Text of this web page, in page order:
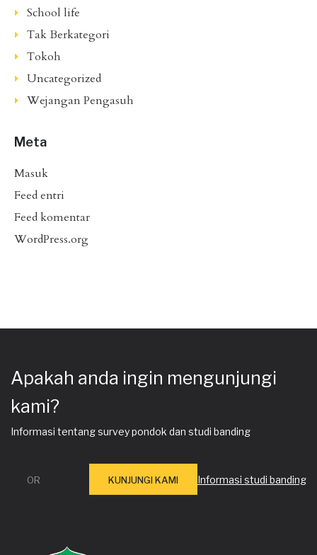
School life
Tak Berkategori
Tokoh
Uncategorized
Wejangan Pengasuh
Meta
Masuk
Feed entri
Feed komentar
WordPress.org
Apakah anda ingin mengunjungi
kami?
Informasi tentang survey pondok dan studi banding
Informasi studi banding
OR KUNJUNGI KAMI